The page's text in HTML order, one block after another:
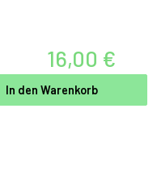
16,00 €
In den Warenkorb